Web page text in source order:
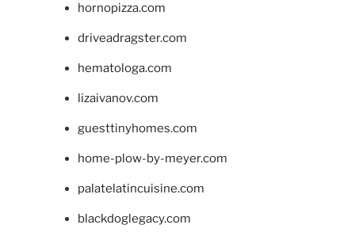
hornopizza.com
driveadragster.com
hematologa.com
lizaivanov.com
guesttinyhomes.com
home-plow-by-meyer.com
palatelatincuisine.com
blackdoglegacy.com